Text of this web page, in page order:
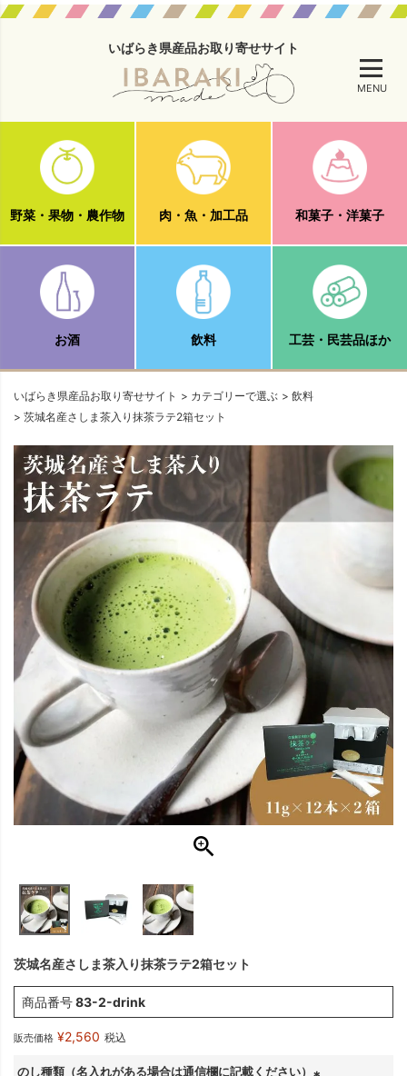
いばらき県産品お取り寄せサイト
MENU
野菜・果物・農作物 肉・魚・加工品 和菓子・洋菓子
お酒 飲料 工芸・民芸品ほか
いばらき県産品お取り寄せサイト カテゴリーで選ぶ
飲料
茨城名産さしま茶入り抹茶ラテ2箱セット
茨城名産さしま茶入り抹茶ラテ2箱セット
商品番号83-2-drink
販売価格 ¥2,560 税込
のし種類（名入れがある場合は通信欄に記載ください）